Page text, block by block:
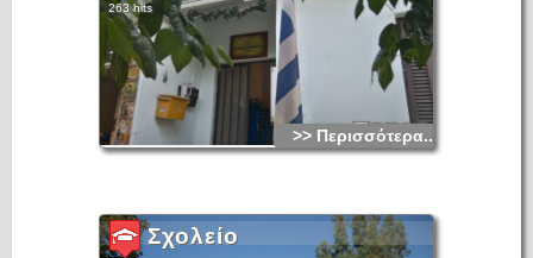
263 hits
>> Περισσότερα...
Σχολείο